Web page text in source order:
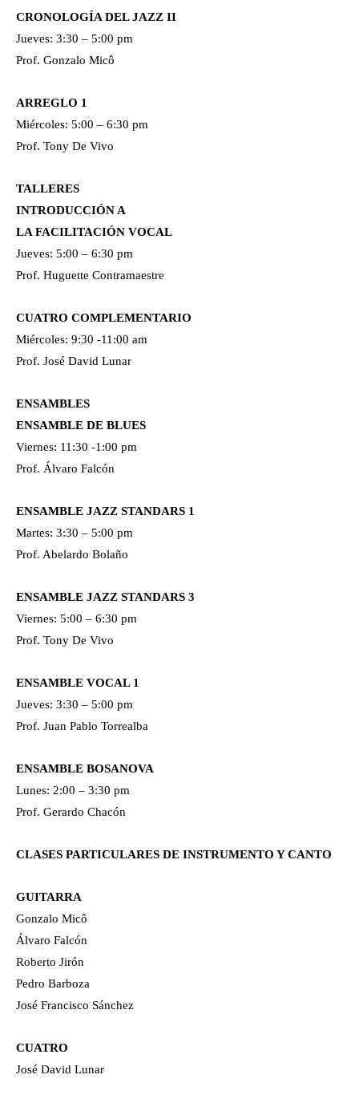
CRONOLOGÍA DEL JAZZ II
Jueves: 3:30 – 5:00 pm
Prof. Gonzalo Micô
ARREGLO 1
Miércoles: 5:00 – 6:30 pm
Prof. Tony De Vivo
TALLERES
INTRODUCCIÓN A
LA FACILITACIÓN VOCAL
Jueves: 5:00 – 6:30 pm
Prof. Huguette Contramaestre
CUATRO COMPLEMENTARIO
Miércoles: 9:30 -11:00 am
Prof. José David Lunar
ENSAMBLES
ENSAMBLE DE BLUES
Viernes: 11:30 -1:00 pm
Prof. Álvaro Falcón
ENSAMBLE JAZZ STANDARS 1
Martes: 3:30 – 5:00 pm
Prof. Abelardo Bolaño
ENSAMBLE JAZZ STANDARS 3
Viernes: 5:00 – 6:30 pm
Prof. Tony De Vivo
ENSAMBLE VOCAL 1
Jueves: 3:30 – 5:00 pm
Prof. Juan Pablo Torrealba
ENSAMBLE BOSANOVA
Lunes: 2:00 – 3:30 pm
Prof. Gerardo Chacón
CLASES PARTICULARES DE INSTRUMENTO Y CANTO
GUITARRA
Gonzalo Micô
Álvaro Falcón
Roberto Jirón
Pedro Barboza
José Francisco Sánchez
CUATRO
José David Lunar